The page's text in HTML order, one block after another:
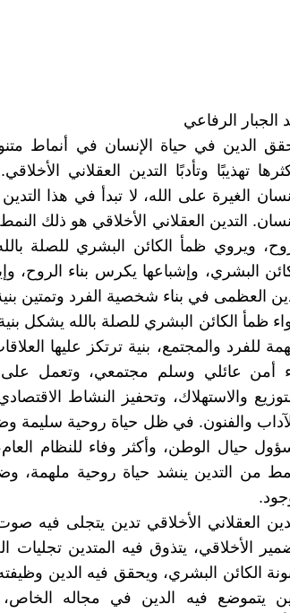
الجبار الرفاعي
الدين في حياة الإنسان في أنماط
تهذيبًا وتأدبًا التدين العقلاني
الغيرة على الله، لا تبدأ في هذا
التدين العقلاني الأخلاقي هو ذلك
ويروي ظمأ الكائن البشري للصلة
البشري، وإشباعها يكرس بناء الروح،
العظمى في بناء شخصية الفرد وتمتين
ظمأ الكائن البشري للصلة بالله يشكل
للفرد والمجتمع، بنية ترتكز عليها
أمن عائلي وسلم مجتمعي، وتعمل على
والاستهلاك، وتحفيز النشاط
والفنون. في ظل حياة روحية سليمة
حيال الوطن، وأكثر وفاء للنظام العام،
من التدين ينشد حياة روحية ملهمة،
العقلاني الأخلاقي تدين يتجلى فيه
الأخلاقي، يتذوق فيه المتدين
الكائن البشري، ويحقق فيه الدين
يتموضع فيه الدين في مجاله الخاص،